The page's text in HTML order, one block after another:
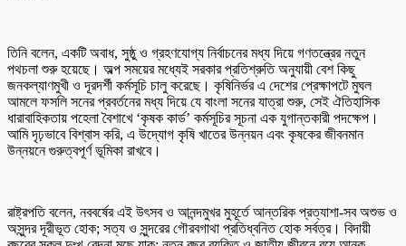
তিনি বলেন, একটি অবাধ, সুষ্ঠু ও গ্রহণযোগ্য নির্বাচনের মধ্য দিয়ে গণতন্ত্রের নতুন
পথচলা শুরু হয়েছে। অল্প সময়ের মধ্যেই সরকার প্রতিশ্রুতি অনুযায়ী বেশ কিছু
জনকল্যাণমুখী ও দূরদর্শী কর্মসূচি চালু করেছে। কৃষিনির্ভর এ দেশের প্রেক্ষাপটে মুঘল
আমলে ফসলি সনের প্রবর্তনের মধ্য দিয়ে যে বাংলা সনের যাত্রা শুরু, সেই ঐতিহাসিক
ধারাবাহিকতায় পহেলা বৈশাখে ‘কৃষক কার্ড’ কর্মসূচির সূচনা এক যুগান্তকারী পদক্ষেপ।
আমি দৃঢ়ভাবে বিশ্বাস করি, এ উদ্যোগ কৃষি খাতের উন্নয়ন এবং কৃষকের জীবনমান
উন্নয়নে গুরুত্বপূর্ণ ভূমিকা রাখবে।
রাষ্ট্রপতি বলেন, নববর্ষের এই উৎসব ও আনন্দমুখর মুহূর্তে আন্তরিক প্রত্যাশা-সব অশুভ ও
অসুন্দর দূরীভূত হোক; সত্য ও সুন্দরের গৌরবগাথা প্রতিধ্বনিত হোক সর্বত্র। বিদায়ী